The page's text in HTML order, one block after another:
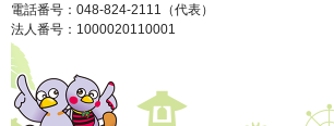
電話番号：048-824-2111（代表）
法人番号：1000020110001